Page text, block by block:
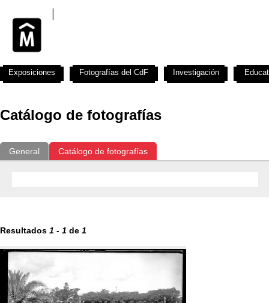
Catálogo de fotografías
General Catálogo de fotografías
Resultados 1 - 1 de 1
Exposiciones Fotografías del CdF Investigación